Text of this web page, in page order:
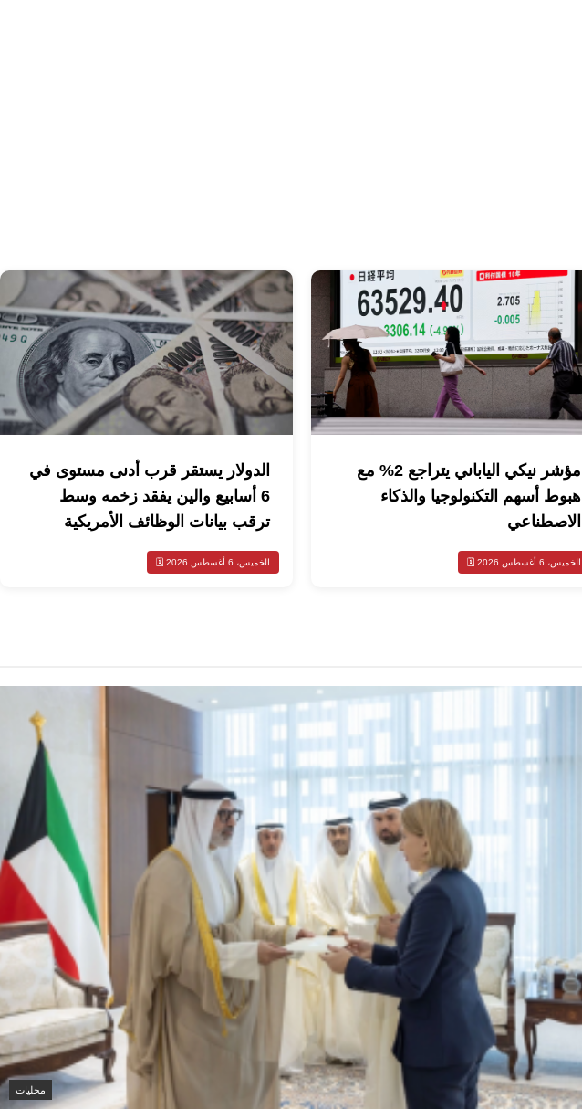
مؤشر نيكي الياباني يتراجع 2% مع
هبوط أسهم التكنولوجيا والذكاء
الاصطناعي
الخميس، 6 أغسطس 2026 🗓️
الدولار يستقر قرب أدنى مستوى في
6 أسابيع والين يفقد زخمه وسط
ترقب بيانات الوظائف الأمريكية
الخميس، 6 أغسطس 2026 🗓️
محليات